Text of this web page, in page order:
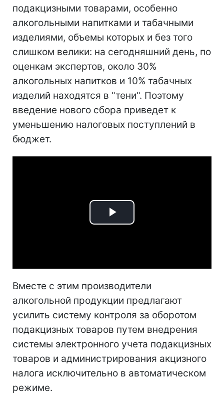
подакцизными товарами, особенно
алкогольными напитками и табачными
изделиями, объемы которых и без того
слишком велики: на сегодняшний день, по
оценкам экспертов, около 30%
алкогольных напитков и 10% табачных
изделий находятся в "тени". Поэтому
введение нового сбора приведет к
уменьшению налоговых поступлений в
бюджет.
Play
Вместе с этим производители
алкогольной продукции предлагают
усилить систему контроля за оборотом
подакцизных товаров путем внедрения
системы электронного учета подакцизных
товаров и администрирования акцизного
налога исключительно в автоматическом
режиме.